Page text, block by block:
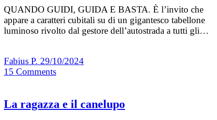
QUANDO GUIDI, GUIDA E BASTA. È l’invito che
appare a caratteri cubitali su di un gigantesco tabellone
luminoso rivolto dal gestore dell’autostrada a tutti gli…
Fabius P. 29/10/2024
15 Comments
La ragazza e il canelupo